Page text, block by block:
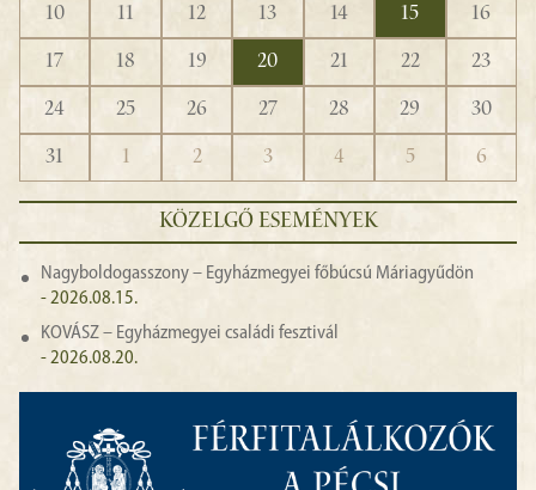
10 11 12 13 14 15
16
17
18 19 20 21 22
23
24
25 26 27 28 29
30
31
1 2 3 4 5 6
KÖZELGŐ ESEMÉNYEK
Nagyboldogasszony – Egyházmegyei főbúcsú Máriagyűdön
- 2026.08.15.
KOVÁSZ – Egyházmegyei családi fesztivál
- 2026.08.20.